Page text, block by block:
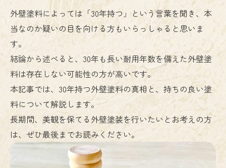
外壁塗料によっては「30年持つ」という言葉を聞き、本
当なのか疑いの目を向ける方もいらっしゃると思いま
す。
結論から述べると、30年も長い耐用年数を備えた外壁塗
料は存在しない可能性の方が高いです。
本記事では、30年持つ外壁塗料の真相と、持ちの良い塗
料について解説します。
長期間、美観を保てる外壁塗装を行いたいとお考えの方
は、ぜひ最後までお読みください。